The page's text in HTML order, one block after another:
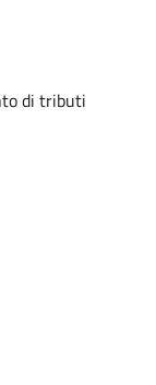
di tributi